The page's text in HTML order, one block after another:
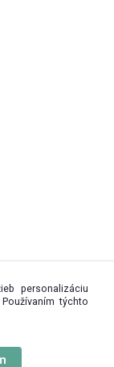
personalizáciu
týchto